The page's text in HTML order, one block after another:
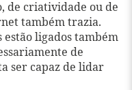
de criatividade ou de
também trazia.
ligados também
de
ser capaz de lidar